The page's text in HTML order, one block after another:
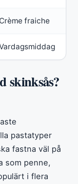
Crème fraiche
skinksås?
pastatyper
fastna väl på
som penne,
i flera